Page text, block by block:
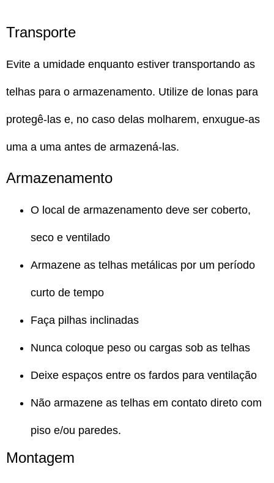
Transporte
Evite a umidade enquanto estiver transportando as
telhas para o armazenamento. Utilize de lonas para
protegê-las e, no caso delas molharem, enxugue-as
uma a uma antes de armazená-las.
Armazenamento
O local de armazenamento deve ser coberto,
seco e ventilado
Armazene as telhas metálicas por um período
curto de tempo
Faça pilhas inclinadas
Nunca coloque peso ou cargas sob as telhas
Deixe espaços entre os fardos para ventilação
Não armazene as telhas em contato direto com
piso e/ou paredes.
Montagem